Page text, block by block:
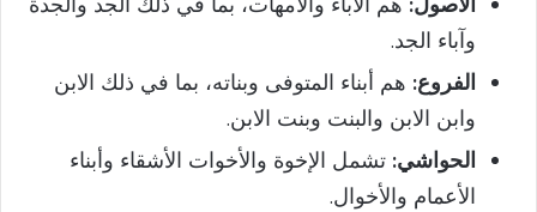
وآباء الجد.
الفروع: هم أبناء المتوفى وبناته، بما في ذلك الابن
وابن الابن والبنت وبنت الابن.
الحواشي: تشمل الإخوة والأخوات الأشقاء وأبناء
الأعمام والأخوال.